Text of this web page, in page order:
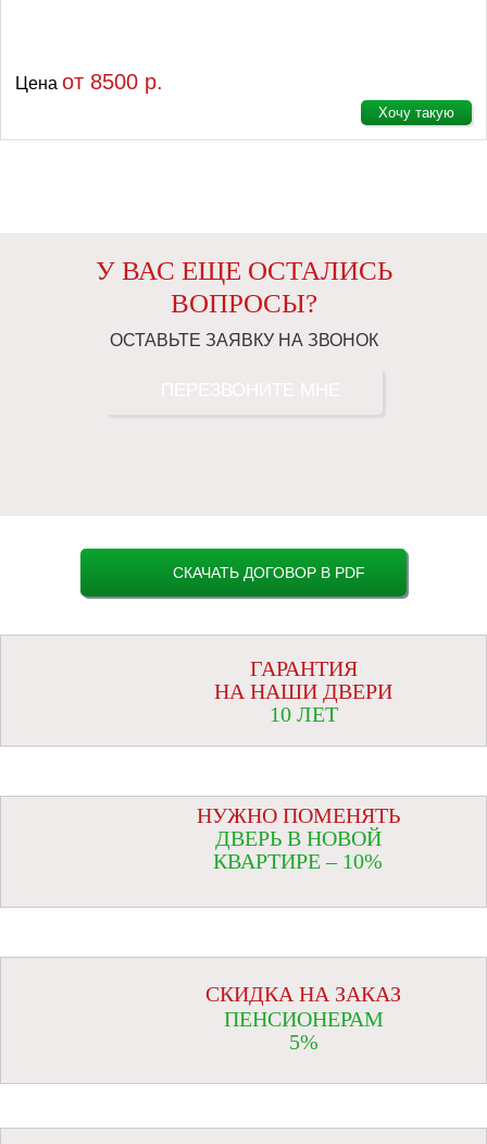
Цена от 8500 р.
Хочу такую
У ВАС ЕЩЕ ОСТАЛИСЬ
ВОПРОСЫ?
ОСТАВЬТЕ ЗАЯВКУ НА ЗВОНОК
СКАЧАТЬ ДОГОВОР В PDF
ГАРАНТИЯ
НА НАШИ ДВЕРИ
10 ЛЕТ
НУЖНО ПОМЕНЯТЬ
ДВЕРЬ В НОВОЙ
КВАРТИРЕ – 10%
СКИДКА НА ЗАКАЗ
ПЕНСИОНЕРАМ
5%